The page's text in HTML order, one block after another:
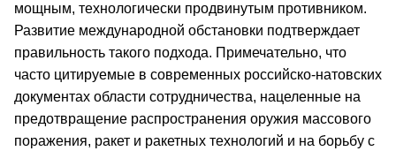
мощным, технологически продвинутым противником.
Развитие международной обстановки подтверждает
правильность такого подхода. Примечательно, что
часто цитируемые в современных российско-натовских
документах области сотрудничества, нацеленные на
предотвращение распространения оружия массового
поражения, ракет и ракетных технологий и на борьбу с